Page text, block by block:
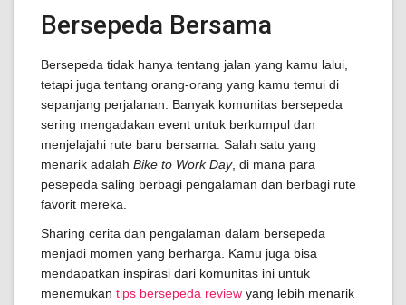
Bersepeda Bersama
Bersepeda tidak hanya tentang jalan yang kamu lalui,
tetapi juga tentang orang-orang yang kamu temui di
sepanjang perjalanan. Banyak komunitas bersepeda
sering mengadakan event untuk berkumpul dan
menjelajahi rute baru bersama. Salah satu yang
menarik adalah Bike to Work Day, di mana para
pesepeda saling berbagi pengalaman dan berbagi rute
favorit mereka.
Sharing cerita dan pengalaman dalam bersepeda
menjadi momen yang berharga. Kamu juga bisa
mendapatkan inspirasi dari komunitas ini untuk
menemukan tips bersepeda review yang lebih menarik